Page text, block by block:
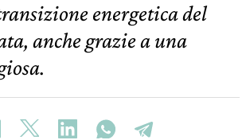
energetica del
anche grazie a una